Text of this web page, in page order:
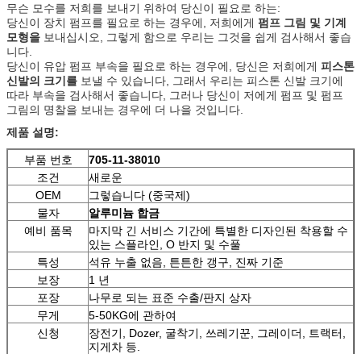
무슨 모수를 저희를 보내기 위하여 당신이 필요로 하는:
당신이 장치 펌프를 필요로 하는 경우에, 저희에게 펌프 그림 및 기계
모형을 보내십시오, 그렇게 함으로 우리는 그것을 쉽게 검사해서 좋습
니다.
당신이 유압 펌프 부속을 필요로 하는 경우에, 당신은 저희에게 피스톤
신발의 크기를 보낼 수 있습니다, 그래서 우리는 피스톤 신발 크기에
따라 부속을 검사해서 좋습니다, 그러나 당신이 저에게 펌프 및 펌프
그림의 명찰을 보내는 경우에 더 나을 것입니다.
제품 설명:
부품 번호
705-11-38010
조건
새로운
OEM
그렇습니다 (중국제)
물자
알루미늄 합금
예비 품목
마지막 긴 서비스 기간에 특별한 디자인된 착용할 수
있는 스플라인, O 반지 및 수풀
특성
석유 누출 없음, 튼튼한 갱구, 진짜 기준
보장
1 년
포장
나무로 되는 표준 수출/판지 상자
무게
5-50KG에 관하여
신청
장전기, Dozer, 굴착기, 쓰레기꾼, 그레이더, 트랙터,
지게차 등.